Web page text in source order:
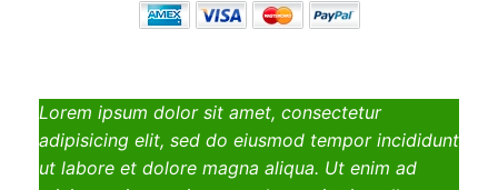
Lorem ipsum dolor sit amet, consectetur
adipisicing elit, sed do eiusmod tempor incididunt
ut labore et dolore magna aliqua. Ut enim ad